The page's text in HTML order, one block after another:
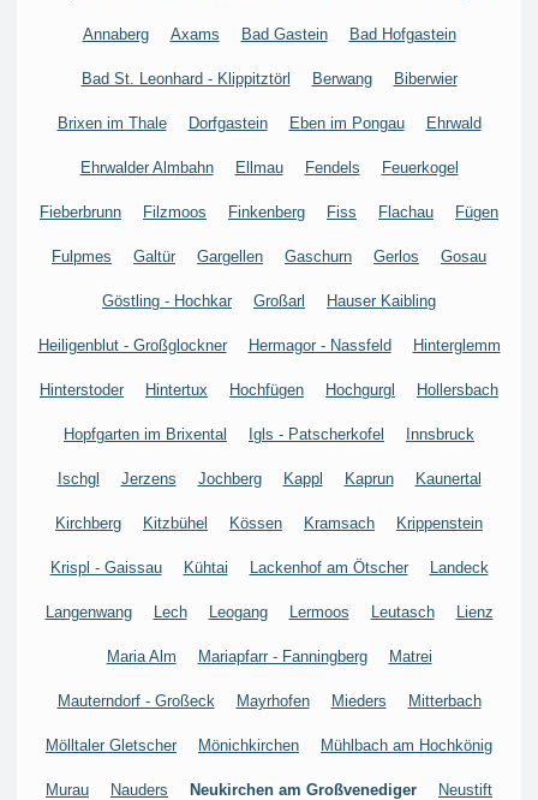
Annaberg Axams Bad Gastein Bad Hofgastein
Bad St. Leonhard - Klippitztörl Berwang Biberwier
Brixen im Thale Dorfgastein Eben im Pongau Ehrwald
Ehrwalder Almbahn Ellmau Fendels Feuerkogel
Fieberbrunn Filzmoos Finkenberg Fiss Flachau Fügen
Fulpmes Galtür Gargellen Gaschurn Gerlos Gosau
Göstling - Hochkar Großarl Hauser Kaibling
Heiligenblut - Großglockner Hermagor - Nassfeld Hinterglemm
Hinterstoder Hintertux Hochfügen Hochgurgl Hollersbach
Hopfgarten im Brixental Igls - Patscherkofel Innsbruck
Ischgl Jerzens Jochberg Kappl Kaprun Kaunertal
Kirchberg Kitzbühel Kössen Kramsach Krippenstein
Krispl - Gaissau Kühtai Lackenhof am Ötscher Landeck
Langenwang Lech Leogang Lermoos Leutasch Lienz
Maria Alm Mariapfarr - Fanningberg Matrei
Mauterndorf - Großeck Mayrhofen Mieders Mitterbach
Mölltaler Gletscher Mönichkirchen Mühlbach am Hochkönig
Murau Nauders Neukirchen am Großvenediger Neustift